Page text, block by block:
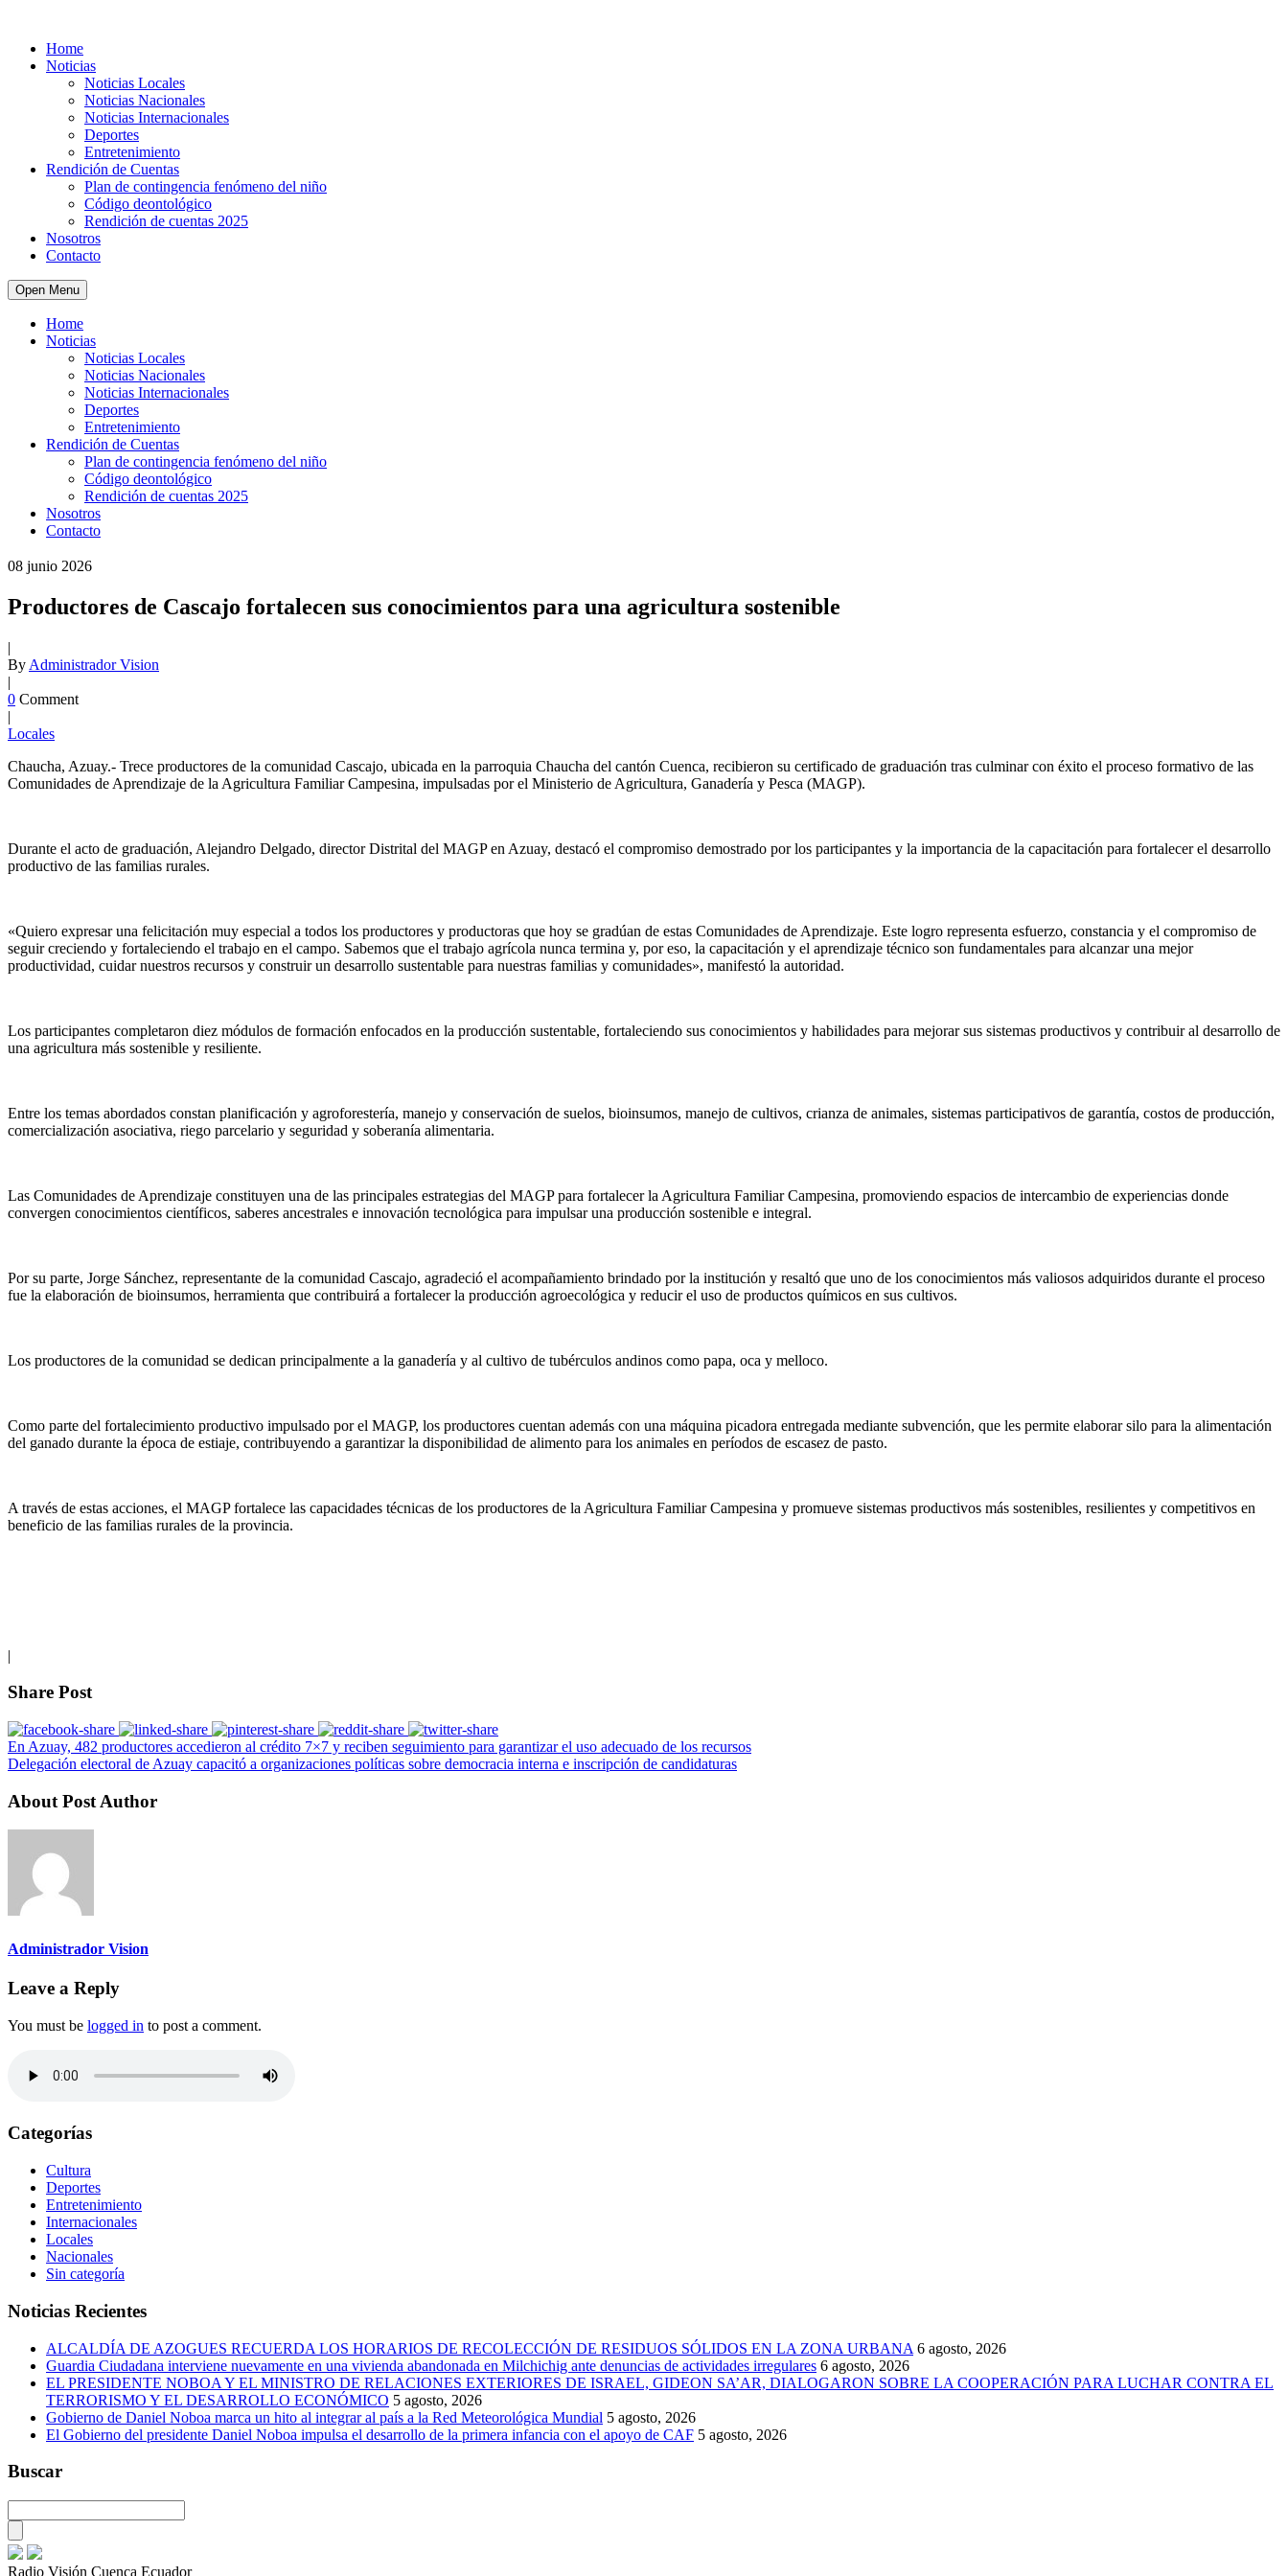
Home
Noticias
Noticias Locales
Noticias Nacionales
Noticias Internacionales
Deportes
Entretenimiento
Rendición de Cuentas
Plan de contingencia fenómeno del niño
Código deontológico
Rendición de cuentas 2025
Nosotros
Contacto
Open Menu
Home
Noticias
Noticias Locales
Noticias Nacionales
Noticias Internacionales
Deportes
Entretenimiento
Rendición de Cuentas
Plan de contingencia fenómeno del niño
Código deontológico
Rendición de cuentas 2025
Nosotros
Contacto
08 junio 2026
Productores de Cascajo fortalecen sus conocimientos para una agricultura sostenible
|
By Administrador Vision
|
0 Comment
|
Locales
Chaucha, Azuay.- Trece productores de la comunidad Cascajo, ubicada en la parroquia Chaucha del cantón Cuenca, recibieron su certificado de graduación tras culminar con éxito el proceso formativo de las
Comunidades de Aprendizaje de la Agricultura Familiar Campesina, impulsadas por el Ministerio de Agricultura, Ganadería y Pesca (MAGP).
Durante el acto de graduación, Alejandro Delgado, director Distrital del MAGP en Azuay, destacó el compromiso demostrado por los participantes y la importancia de la capacitación para fortalecer el desarrollo
productivo de las familias rurales.
«Quiero expresar una felicitación muy especial a todos los productores y productoras que hoy se gradúan de estas Comunidades de Aprendizaje. Este logro representa esfuerzo, constancia y el compromiso de
seguir creciendo y fortaleciendo el trabajo en el campo. Sabemos que el trabajo agrícola nunca termina y, por eso, la capacitación y el aprendizaje técnico son fundamentales para alcanzar una mejor
productividad, cuidar nuestros recursos y construir un desarrollo sustentable para nuestras familias y comunidades», manifestó la autoridad.
Los participantes completaron diez módulos de formación enfocados en la producción sustentable, fortaleciendo sus conocimientos y habilidades para mejorar sus sistemas productivos y contribuir al desarrollo de
una agricultura más sostenible y resiliente.
Entre los temas abordados constan planificación y agroforestería, manejo y conservación de suelos, bioinsumos, manejo de cultivos, crianza de animales, sistemas participativos de garantía, costos de producción,
comercialización asociativa, riego parcelario y seguridad y soberanía alimentaria.
Las Comunidades de Aprendizaje constituyen una de las principales estrategias del MAGP para fortalecer la Agricultura Familiar Campesina, promoviendo espacios de intercambio de experiencias donde
convergen conocimientos científicos, saberes ancestrales e innovación tecnológica para impulsar una producción sostenible e integral.
Por su parte, Jorge Sánchez, representante de la comunidad Cascajo, agradeció el acompañamiento brindado por la institución y resaltó que uno de los conocimientos más valiosos adquiridos durante el proceso
fue la elaboración de bioinsumos, herramienta que contribuirá a fortalecer la producción agroecológica y reducir el uso de productos químicos en sus cultivos.
Los productores de la comunidad se dedican principalmente a la ganadería y al cultivo de tubérculos andinos como papa, oca y melloco.
Como parte del fortalecimiento productivo impulsado por el MAGP, los productores cuentan además con una máquina picadora entregada mediante subvención, que les permite elaborar silo para la alimentación
del ganado durante la época de estiaje, contribuyendo a garantizar la disponibilidad de alimento para los animales en períodos de escasez de pasto.
A través de estas acciones, el MAGP fortalece las capacidades técnicas de los productores de la Agricultura Familiar Campesina y promueve sistemas productivos más sostenibles, resilientes y competitivos en
beneficio de las familias rurales de la provincia.
|
Share Post
En Azuay, 482 productores accedieron al crédito 7×7 y reciben seguimiento para garantizar el uso adecuado de los recursos
Delegación electoral de Azuay capacitó a organizaciones políticas sobre democracia interna e inscripción de candidaturas
About Post Author
Administrador Vision
Leave a Reply
You must be logged in to post a comment.
Categorías
Cultura
Deportes
Entretenimiento
Internacionales
Locales
Nacionales
Sin categoría
Noticias Recientes
ALCALDÍA DE AZOGUES RECUERDA LOS HORARIOS DE RECOLECCIÓN DE RESIDUOS SÓLIDOS EN LA ZONA URBANA 6 agosto, 2026
Guardia Ciudadana interviene nuevamente en una vivienda abandonada en Milchichig ante denuncias de actividades irregulares 6 agosto, 2026
EL PRESIDENTE NOBOA Y EL MINISTRO DE RELACIONES EXTERIORES DE ISRAEL, GIDEON SA’AR, DIALOGARON SOBRE LA COOPERACIÓN PARA LUCHAR CONTRA EL
TERRORISMO Y EL DESARROLLO ECONÓMICO 5 agosto, 2026
Gobierno de Daniel Noboa marca un hito al integrar al país a la Red Meteorológica Mundial 5 agosto, 2026
El Gobierno del presidente Daniel Noboa impulsa el desarrollo de la primera infancia con el apoyo de CAF 5 agosto, 2026
Buscar
Radio Visión Cuenca Ecuador